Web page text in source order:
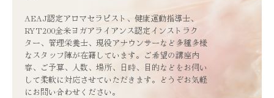
AEAJ認定アロマセラピスト、健康運動指導士、
RYT200全米ヨガアライアンス認定インストラク
ター、管理栄養士、現役アナウンサーなど多種多様
なスタッフ陣が在籍しています。ご希望の講座内
容、ご予算、人数、場所、日時、目的などをお伺い
して柔軟に対応させていただきます。どうぞお気軽
にお問い合わせください。